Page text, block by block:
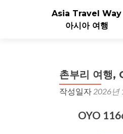
Asia Travel Way
아시아 여행
촌부리 여행,
작성일자 2026년
OYO